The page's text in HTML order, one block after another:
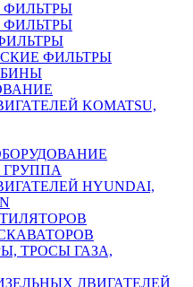
ФИЛЬТРЫ
KOMATSU,
HYUNDAI,
ТРОСЫ ГАЗА,
ДВИГАТЕЛЕЙ